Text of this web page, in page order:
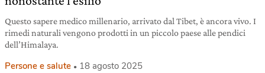
Questo sapere medico millenario, arrivato dal Tibet, è ancora vivo. I
rimedi naturali vengono prodotti in un piccolo paese alle pendici
dell’Himalaya.
Persone e salute 18 agosto 2025